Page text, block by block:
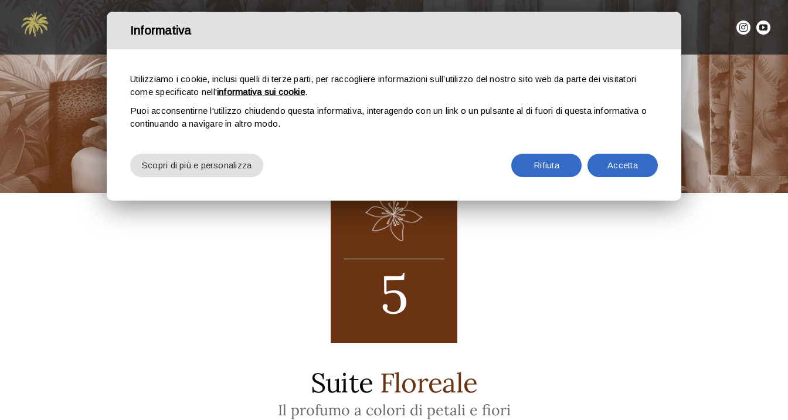
contenuto
5
Suite Floreale
Il profumo a colori di petali e fiori
Informativa
Utilizziamo i cookie, inclusi quelli di terze parti, per raccogliere informazioni sull’utilizzo del nostro sito web da parte dei visitatori
come specificato nell'informativa sui cookie.
Puoi acconsentirne l'utilizzo chiudendo questa informativa, interagendo con un link o un pulsante al di fuori di questa informativa o
continuando a navigare in altro modo.
Rifiuta Accetta
Scopri di più e personalizza